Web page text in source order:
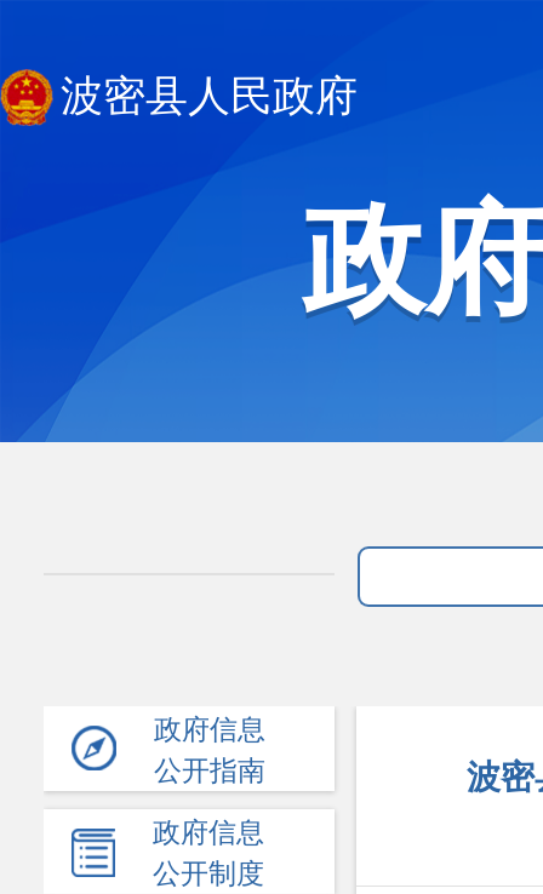
波密县人民政府
政
政府信息
公开指南
政府信息
公开制度
波密